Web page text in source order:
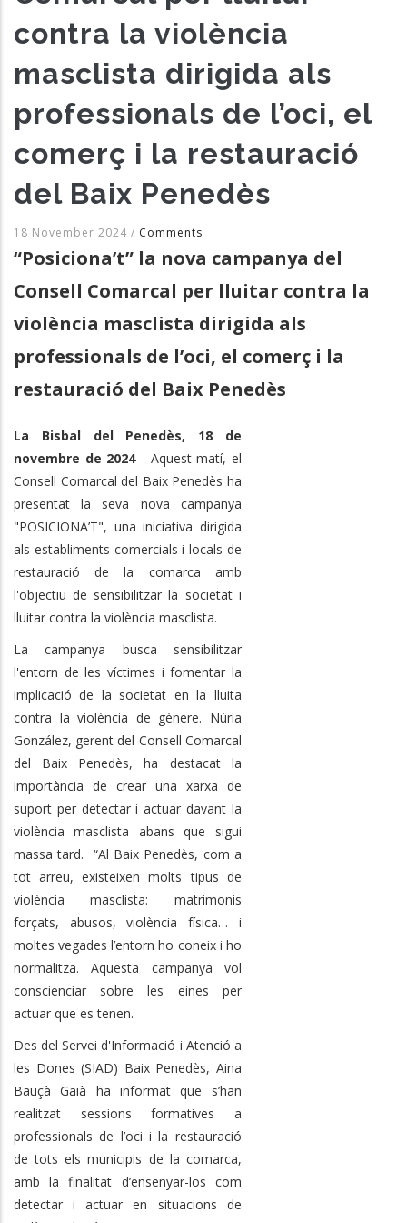
contra la violència
masclista dirigida als
professionals de l’oci, el
comerç i la restauració
del Baix Penedès
18 November 2024 / Comments
“Posiciona’t” la nova campanya del
Consell Comarcal per lluitar contra la
violència masclista dirigida als
professionals de l’oci, el comerç i la
restauració del Baix Penedès
La Bisbal del Penedès, 18 de
novembre de 2024- Aquest matí, el
Consell Comarcal del Baix Penedès ha
presentat la seva nova campanya
"POSICIONA’T", una iniciativa dirigida
als establiments comercials i locals de
restauració de la comarca amb
l'objectiu de sensibilitzar la societat i
lluitar contra la violència masclista.
La campanya busca sensibilitzar
l'entorn de les víctimes i fomentar la
implicació de la societat en la lluita
contra la violència de gènere. Núria
González, gerent del Consell Comarcal
del Baix Penedès, ha destacat la
importància de crear una xarxa de
suport per detectar i actuar davant la
violència masclista abans que sigui
massa tard. “Al Baix Penedès, com a
tot arreu, existeixen molts tipus de
violència masclista: matrimonis
forçats, abusos, violència física… i
moltes vegades l’entorn ho coneix i ho
normalitza. Aquesta campanya vol
conscienciar sobre les eines per
actuar que es tenen.
Des del Servei d'Informació i Atenció a
les Dones (SIAD) Baix Penedès, Aina
Bauçà Gaià ha informat que s’han
realitzat sessions formatives a
professionals de l’oci i la restauració
de tots els municipis de la comarca,
amb la finalitat d’ensenyar-los com
detectar i actuar en situacions de